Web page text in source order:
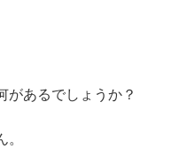
があるでしょうか？